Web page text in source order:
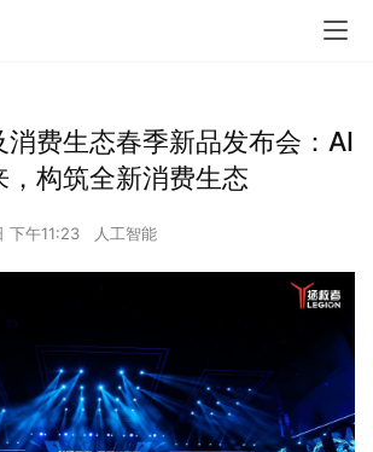
消费生态春季新品发布会：AI
，构筑全新消费生态
下午11:23 人工智能